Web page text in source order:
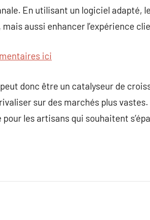
En utilisant un logiciel adapté,
aussi enhancer l’expérience
ici
donc être un catalyseur de
sur des marchés plus
les artisans qui souhaitent